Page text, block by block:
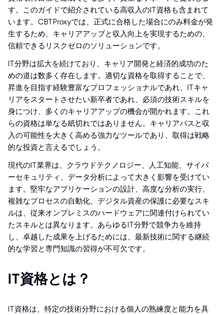
す。このガイドで紹介されている高収入のIT資格も含まれて
います。CBTProxyでは、正式に合格した場合にのみ料金が発
生するため、キャリアアップと収入向上を実現するための、
信頼できるリスクゼロのソリューションです。
IT分野は拡大を続けており、キャリア開発と経済的成功のた
めの道は数多く存在します。適切な資格を取得することで、
昇進を目指す経験豊富なプロフェッショナルであれ、ITキャ
リアをスタートさせたい新卒者であれ、必須の技術スキルを
身につけ、多くのキャリアアップの機会が開かれます。これ
らの資格は単なる紙切れではありません。キャリアパスと収
入の可能性を大きく高める強力なツールであり、取得は戦略
的な投資と言えるでしょう。
現代のIT業界は、クラウドテクノロジー、人工知能、サイバ
ーセキュリティ、データ分析によって大きく影響を受けてい
ます。堅牢なアプリケーションの設計、高度な分析の実行、
複雑なプロセスの自動化、デジタル資産の保護に必要なスキ
ルは、従来オンプレミスのハードウェアに関連付けられてい
たスキルとは異なります。あらゆるIT分野で競争力を維持
し、卓越した成果を上げるためには、最新技術に関する継続
的な学習と専門知識の習得が不可欠です。
IT資格とは？
IT資格は、特定の技術分野における個人の熟練度と能力を具